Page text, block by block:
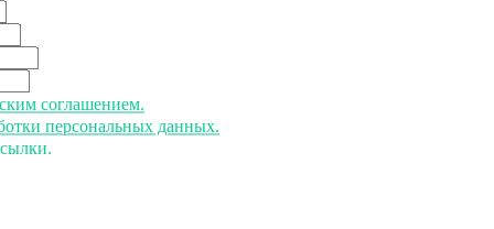
соглашением.
персональных данных.